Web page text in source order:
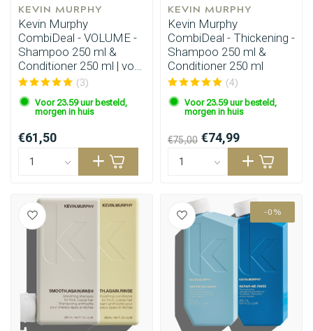
KEVIN MURPHY
Kevin Murphy
CombiDeal - VOLUME -
Shampoo 250 ml &
Conditioner 250 ml | voor
fijn haar
(3)
Voor 23.59 uur besteld,
morgen in huis
€61,50
KEVIN MURPHY
Kevin Murphy
CombiDeal - Thickening -
Shampoo 250 ml &
Conditioner 250 ml
(4)
Voor 23.59 uur besteld,
morgen in huis
€75,00 €74,99
-0%